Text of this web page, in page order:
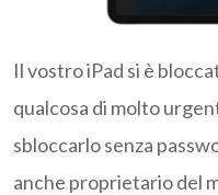
Il vostro iPad si è
qualcosa di molto
sbloccarlo senza
anche proprietario del